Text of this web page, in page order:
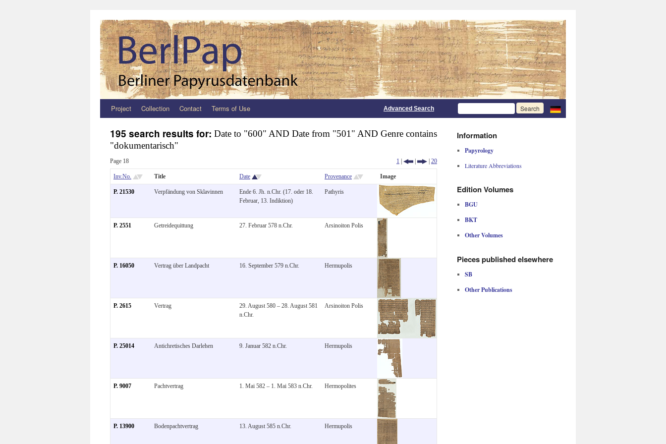
Zum
springen
Project Collection Contact Terms of Use Advanced Search
195 search results for: Date to "600" AND Date from "501" AND Genre contains
"dokumentarisch"
Page 18 1 | | | 20
Inv.No. Title Date Provenance Image
P. 21530 Verpfändung von Sklavinnen
Ende 6. Jh. n.Chr. (17. oder 18.
Februar, 13. Indiktion)
Pathyris
P. 2551 Getreidequittung 27. Februar 578 n.Chr. Arsinoiton Polis
P. 16050 Vertrag über Landpacht 16. September 579 n.Chr. Hermupolis
P. 2615 Vertrag
29. August 580 – 28. August 581
n.Chr.
Arsinoiton Polis
P. 25014 Antichretisches Darlehen 9. Januar 582 n.Chr. Hermupolis
P. 9007 Pachtvertrag 1. Mai 582 – 1. Mai 583 n.Chr. Hermopolites
P. 13900 Bodenpachtvertrag 13. August 585 n.Chr. Hermupolis
Information
Papyrology
Literature Abbreviations
Edition Volumes
BGU
BKT
Other Volumes
Pieces published elsewhere
SB
Other Publications